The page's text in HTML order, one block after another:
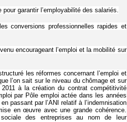
garantir l’employabilité des salariés.
conversions professionnelles rapides et
encourageant l’emploi et la mobilité sur
les réformes concernant l’emploi et
l’on sait sur le niveau du chômage et sur
à la création du contrat compétitivité
par Pôle emploi actée dans les années
passant par l’ANI relatif à l’indemnisation
en œuvre avec une grande cohérence.
des entreprises au nom de leur